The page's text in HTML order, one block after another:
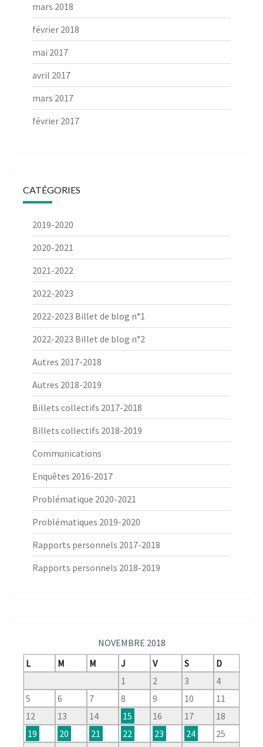
mars 2018
février 2018
mai 2017
avril 2017
mars 2017
février 2017
CATÉGORIES
2019-2020
2020-2021
2021-2022
2022-2023
2022-2023 Billet de blog n°1
2022-2023 Billet de blog n°2
Autres 2017-2018
Autres 2018-2019
Billets collectifs 2017-2018
Billets collectifs 2018-2019
Communications
Enquêtes 2016-2017
Problématique 2020-2021
Problématiques 2019-2020
Rapports personnels 2017-2018
Rapports personnels 2018-2019
NOVEMBRE 2018
L
M M J V S
D
1
2 3
4
5
6 7 8 9 10
11
12
13 14 15 16 17
18
19
20 21 22 23 24
25